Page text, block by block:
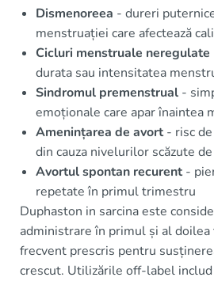
Dismenoreea - dureri
menstruației care afectează
Cicluri menstruale neregulate
durata sau intensitatea
Sindromul premenstrual -
emoționale care apar înaintea
Amenințarea de avort- risc de
din cauza nivelurilor scăzute
Avortul spontan recurent-
repetate în primul trimestru
Duphaston in sarcina este
administrare în primul și al
frecvent prescris pentru
crescut. Utilizările off-label